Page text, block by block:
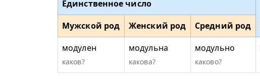
Единственное число
Мужской род Женский род
Средний род
модулен
каков?
модульна
какова?
модульно
каково?